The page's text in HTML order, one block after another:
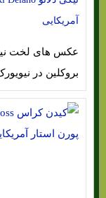
آمریکایی
بروکلین در